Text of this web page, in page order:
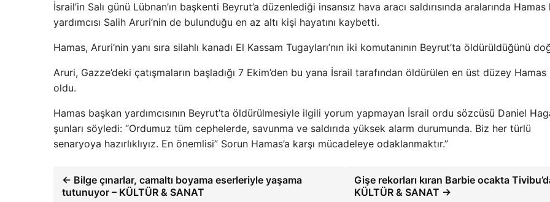
İsrail’in Salı günü Lübnan’ın başkenti Beyrut’a düzenlediği insansız hava aracı saldırısında aralarında
yardımcısı Salih Aruri’nin de bulunduğu en az altı kişi hayatını kaybetti.
Hamas, Aruri’nin yanı sıra silahlı kanadı El Kassam Tugayları’nın iki komutanının Beyrut’ta öldürüldüğünü
Aruri, Gazze’deki çatışmaların başladığı 7 Ekim’den bu yana İsrail tarafından öldürülen en üst düzey
oldu.
Hamas başkan yardımcısının Beyrut’ta öldürülmesiyle ilgili yorum yapmayan İsrail ordu sözcüsü Daniel
şunları söyledi: “Ordumuz tüm cephelerde, savunma ve saldırıda yüksek alarm durumunda. Biz her türlü
senaryoya hazırlıklıyız. En önemlisi” Sorun Hamas’a karşı mücadeleye odaklanmaktır.”
← Bilge çınarlar, camaltı boyama eserleriyle yaşama
tutunuyor – KÜLTÜR & SANAT
Gişe rekorları kıran Barbie ocakta
KÜLTÜR & SANAT →